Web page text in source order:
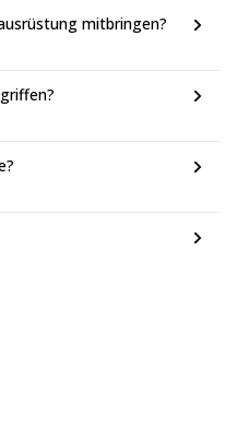
mitbringen?